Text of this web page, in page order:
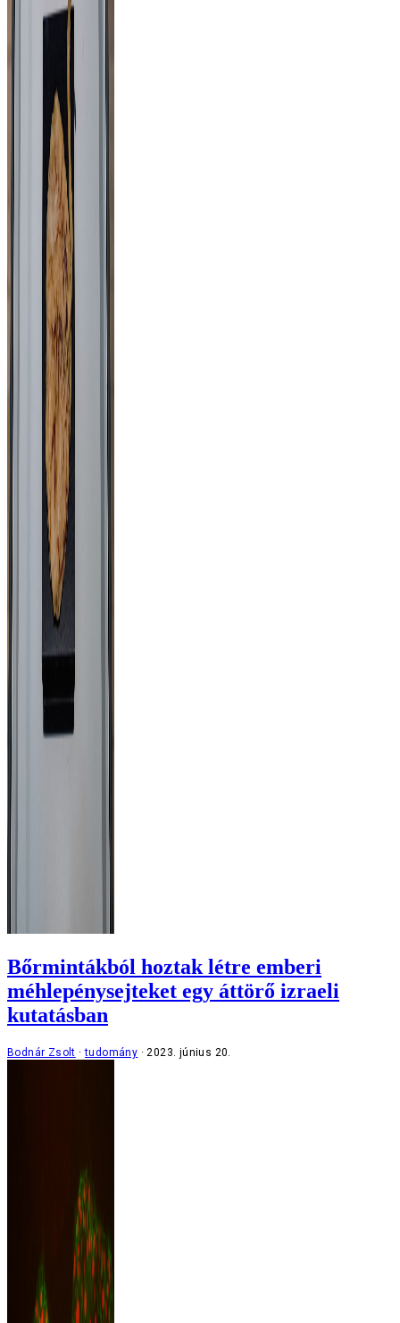
Bőrmintákból hoztak létre emberi
méhlepénysejteket egy áttörő izraeli
kutatásban
Bodnár Zsolt tudomány 2023. június 20.